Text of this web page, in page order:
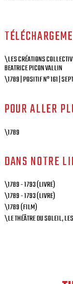
\LES CRÉATIONS
BEATRICE PICON VALLIN
\1789 | POSITIF N° 161 |
POUR ALLER
\1789
DANS NOTRE
\1789 - 1793 (LIVRE)
\1789 - 1793 (LIVRE)
\1789 (FILM)
\LE THÉÂTRE DU SOLEIL,